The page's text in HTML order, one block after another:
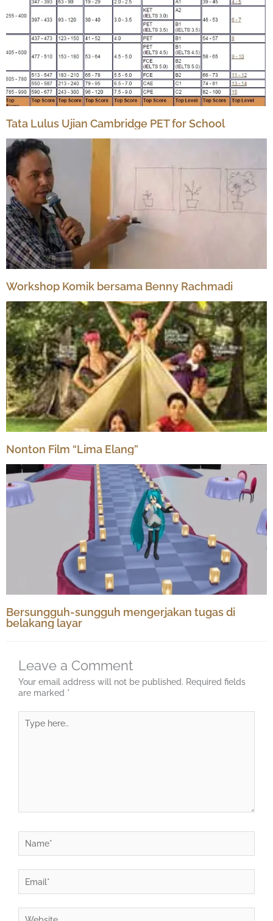
Tata Lulus Ujian Cambridge PET for School
Workshop Komik bersama Benny Rachmadi
Nonton Film “Lima Elang”
Bersungguh-sungguh mengerjakan tugas di
belakang layar
Leave a Comment
Your email address will not be published. Required fields
are marked *
here..